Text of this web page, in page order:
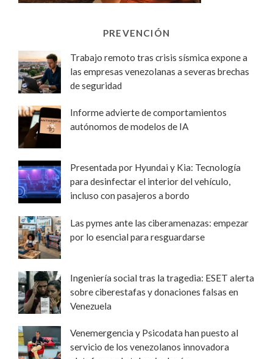
PREVENCIÓN
Trabajo remoto tras crisis sísmica expone a
las empresas venezolanas a severas brechas
de seguridad
Informe advierte de comportamientos
autónomos de modelos de IA
Presentada por Hyundai y Kia: Tecnología
para desinfectar el interior del vehículo,
incluso con pasajeros a bordo
Las pymes ante las ciberamenazas: empezar
por lo esencial para resguardarse
Ingeniería social tras la tragedia: ESET alerta
sobre ciberestafas y donaciones falsas en
Venezuela
Venemergencia y Psicodata han puesto al
servicio de los venezolanos innovadora